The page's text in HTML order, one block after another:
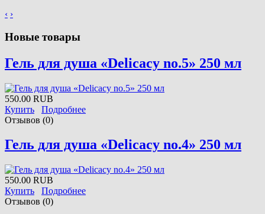
‹ ›
Новые товары
Гель для душа «Delicacy no.5» 250 мл
550.00 RUB
Купить
Подробнее
Отзывов (0)
Гель для душа «Delicacy no.4» 250 мл
550.00 RUB
Купить
Подробнее
Отзывов (0)